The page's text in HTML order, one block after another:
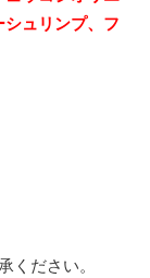
ュリンプ、フ
ください。